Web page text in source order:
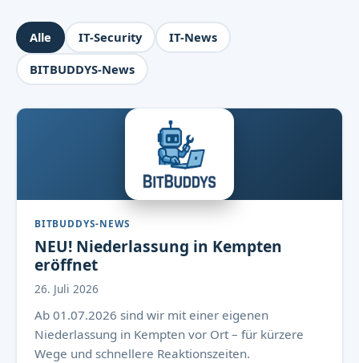
Alle IT-Security
IT-News
BITBUDDYS-News
BITBUDDYS-NEWS
NEU! Niederlassung in Kempten
eröffnet
26. Juli 2026
Ab 01.07.2026 sind wir mit einer eigenen
Niederlassung in Kempten vor Ort – für kürzere
Wege und schnellere Reaktionszeiten.